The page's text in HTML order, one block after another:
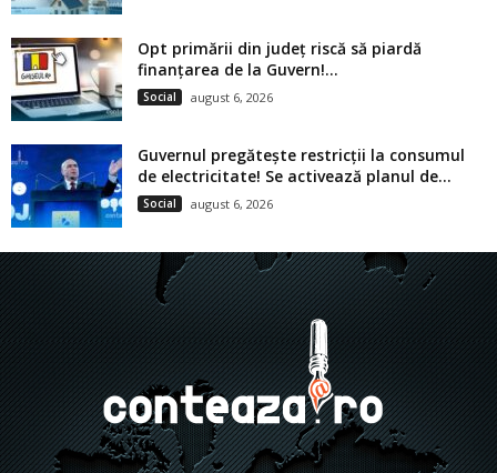
Opt primării din județ riscă să piardă
finanțarea de la Guvern!...
Social august 6, 2026
Guvernul pregătește restricții la consumul
de electricitate! Se activează planul de...
Social august 6, 2026